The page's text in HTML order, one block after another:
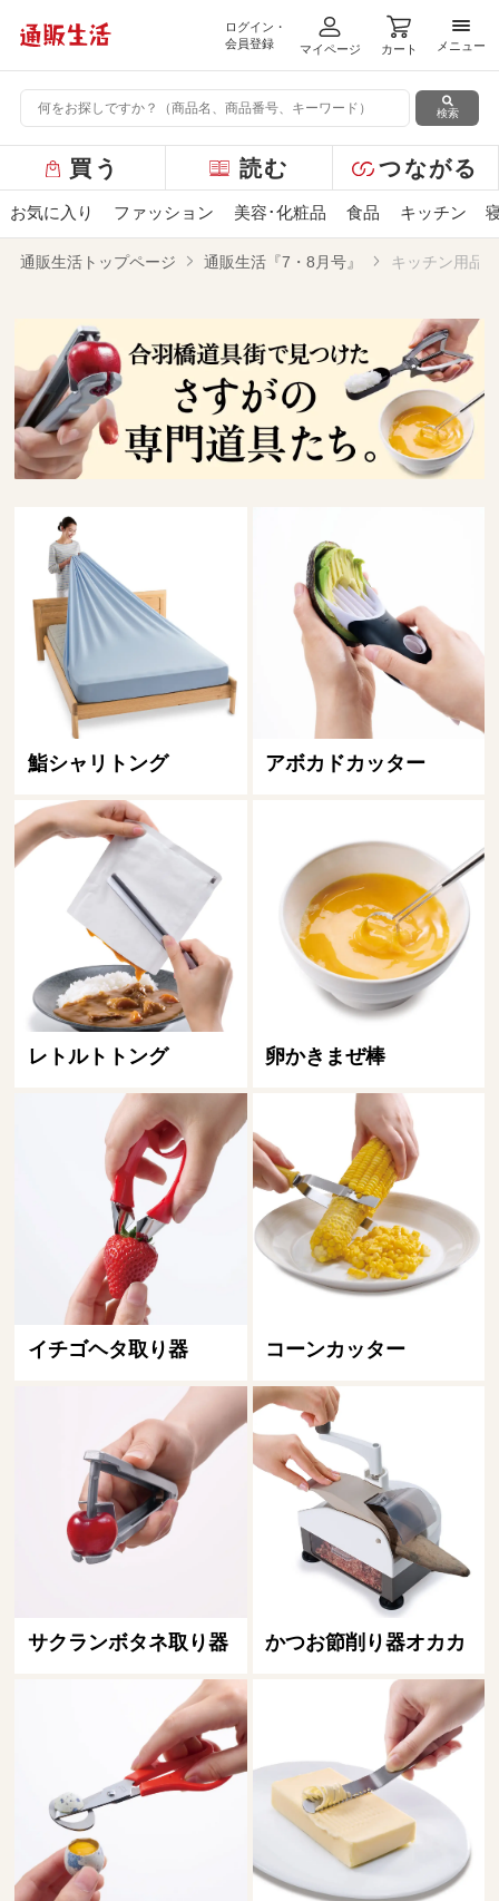
ログイン・
会員登録
マイページ カート
メニ
メニュー
検索
ー
バ
買う 読む つながる
お気に入り ファッション 美容･化粧品 食品 キッチン
通販生活トップページ 通販生活『7・8月号』 キッチン用品
鮨シャリトング アボカドカッター
レトルトトング 卵かきまぜ棒
イチゴヘタ取り器 コーンカッター
サクランボタネ取り器 かつお節削り器オカカ